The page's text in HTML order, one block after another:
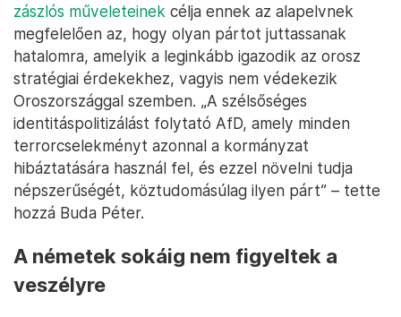
zászlós műveleteinek célja ennek az alapelvnek
megfelelően az, hogy olyan pártot juttassanak
hatalomra, amelyik a leginkább igazodik az orosz
stratégiai érdekekhez, vagyis nem védekezik
Oroszországgal szemben. „A szélsőséges
identitáspolitizálást folytató AfD, amely minden
terrorcselekményt azonnal a kormányzat
hibáztatására használ fel, és ezzel növelni tudja
népszerűségét, köztudomásúlag ilyen párt” – tette
hozzá Buda Péter.
A németek sokáig nem figyeltek a
veszélyre